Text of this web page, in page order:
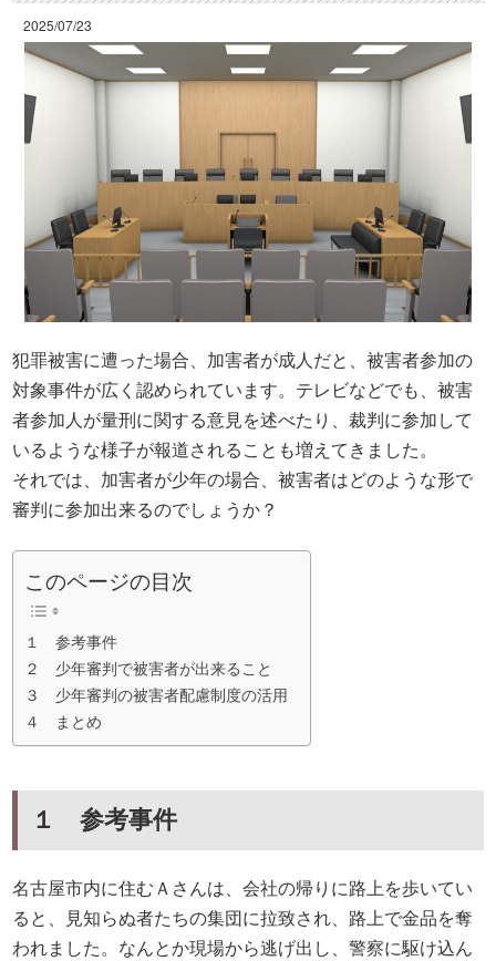
2025/07/23
犯罪被害に遭った場合、加害者が成人だと、被害者参加の
対象事件が広く認められています。テレビなどでも、被害
者参加人が量刑に関する意見を述べたり、裁判に参加して
いるような様子が報道されることも増えてきました。
それでは、加害者が少年の場合、被害者はどのような形で
審判に参加出来るのでしょうか？
このページの目次
１ 参考事件
２ 少年審判で被害者が出来ること
３ 少年審判の被害者配慮制度の活用
４ まとめ
１ 参考事件
名古屋市内に住むＡさんは、会社の帰りに路上を歩いてい
ると、見知らぬ者たちの集団に拉致され、路上で金品を奪
われました。なんとか現場から逃げ出し、警察に駆け込ん